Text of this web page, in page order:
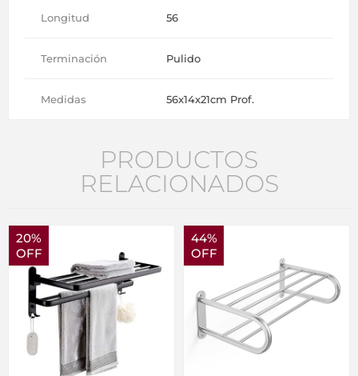
Longitud 56
Terminación Pulido
Medidas 56x14x21cm Prof.
PRODUCTOS
RELACIONADOS
20%
OFF
44%
OFF